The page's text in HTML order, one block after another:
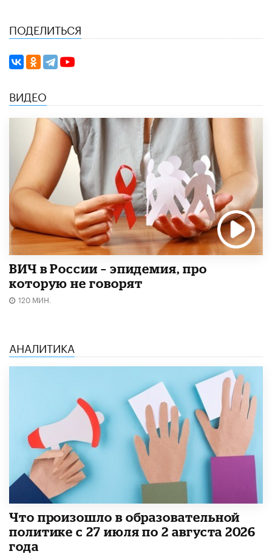
ПОДЕЛИТЬСЯ
ВИДЕО
ВИЧ в России – эпидемия, про
которую не говорят
120 МИН.
АНАЛИТИКА
​Что произошло в образовательной
политике с 27 июля по 2 августа 2026
года